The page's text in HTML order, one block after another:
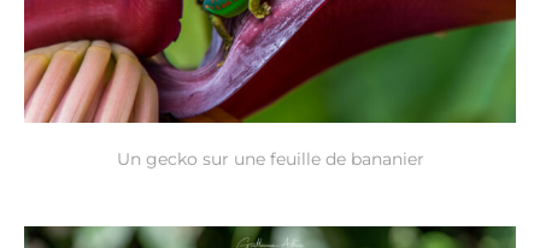
Un gecko sur une feuille de bananier